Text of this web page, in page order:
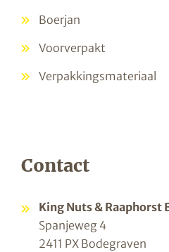
Boerjan
Voorverpakt
Verpakkingsmateriaal
Contact
King Nuts & Raaphorst
Spanjeweg 4
2411 PX Bodegraven